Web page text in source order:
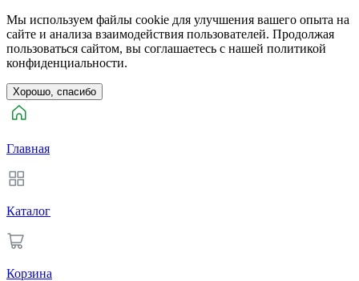
Мы используем файлы cookie для улучшения вашего опыта на
сайте и анализа взаимодействия пользователей. Продолжая
пользоваться сайтом, вы соглашаетесь с нашей политикой
конфиденциальности.
Хорошо, спасибо
Главная
Каталог
Корзина